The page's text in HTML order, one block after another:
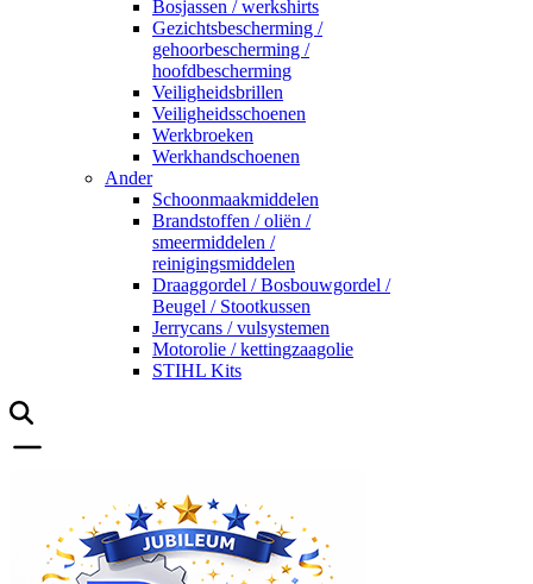
Bosjassen / werkshirts
Gezichtsbescherming /
gehoorbescherming /
hoofdbescherming
Veiligheidsbrillen
Veiligheidsschoenen
Werkbroeken
Werkhandschoenen
Ander
Schoonmaakmiddelen
Brandstoffen / oliën /
smeermiddelen /
reinigingsmiddelen
Draaggordel / Bosbouwgordel /
Beugel / Stootkussen
Jerrycans / vulsystemen
Motorolie / kettingzaagolie
STIHL Kits